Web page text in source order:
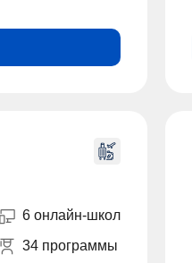
6 онлайн-школ
34 программы